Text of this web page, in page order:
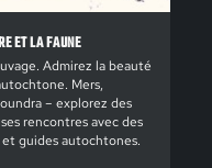
ET LA FAUNE
Admirez la beauté
Mers,
– explorez des
rencontres avec des
guides autochtones.